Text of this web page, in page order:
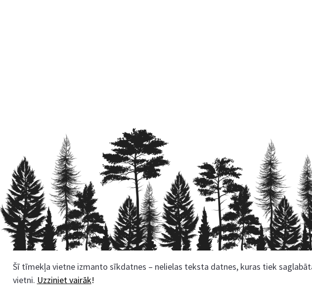
Rekvizīti
Šī tīmekļa vietne izmanto sīkdatnes – nelielas teksta datnes, kuras tiek
vietni. Uzziniet vairāk!